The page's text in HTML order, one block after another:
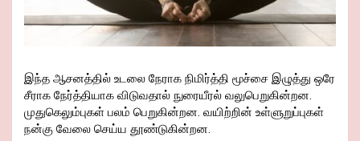
இந்த ஆசனத்தில் உடலை நேராக நிமிர்த்தி மூச்சை இழுத்து ஒரே
சீராக நேர்த்தியாக விடுவதால் நுரையீரல் வலுபெறுகின்றன.
முதுகெலும்புகள் பலம் பெறுகின்றன. வயிற்றின் உள்ளுறுப்புகள்
நன்கு வேலை செய்ய தூண்டுகின்றன.